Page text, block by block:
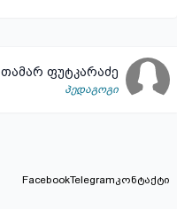
თამარ ფუტკარაძე
პედაგოგი
FacebookTelegramკონტაქტი